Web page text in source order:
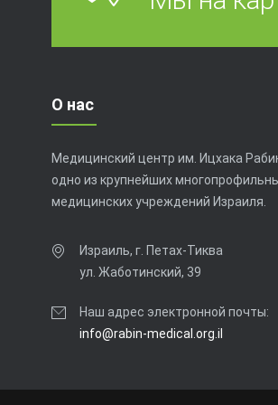
О нас
Медицинский центр им. Ицхака
одно из крупнейших
медицинских учреждений Израиля.
Израиль, г. Петах-Тиква
ул. Жаботинский, 39
Наш адрес электронной почты:
info@rabin-medical.org.il